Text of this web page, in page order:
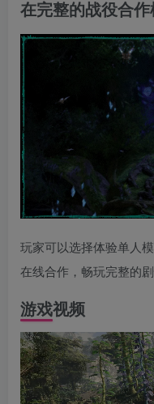
在完整的战役合
玩家可以选择体验单人
在线合作，畅玩完整的剧
游戏视频